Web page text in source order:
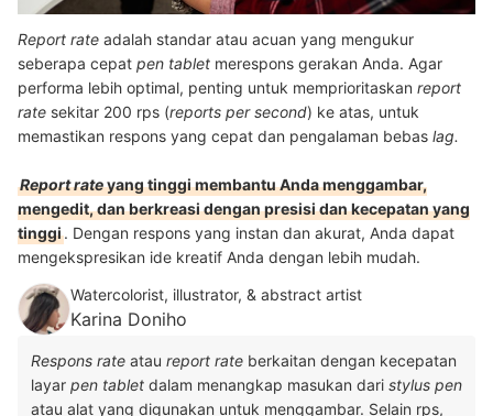
Report rate adalah standar atau acuan yang mengukur
seberapa cepat pen tablet merespons gerakan Anda. Agar
performa lebih optimal, penting untuk memprioritaskan report
rate sekitar 200 rps (reports per second) ke atas, untuk
memastikan respons yang cepat dan pengalaman bebas lag.
Report rateyang tinggi membantu Anda menggambar,
mengedit, dan berkreasi dengan presisi dan kecepatan yang
tinggi. Dengan respons yang instan dan akurat, Anda dapat
mengekspresikan ide kreatif Anda dengan lebih mudah.
Watercolorist, illustrator, & abstract artist
Karina Doniho
Respons rate atau report rate berkaitan dengan kecepatan
layar pen tablet dalam menangkap masukan dari stylus pen
atau alat yang digunakan untuk menggambar. Selain rps,